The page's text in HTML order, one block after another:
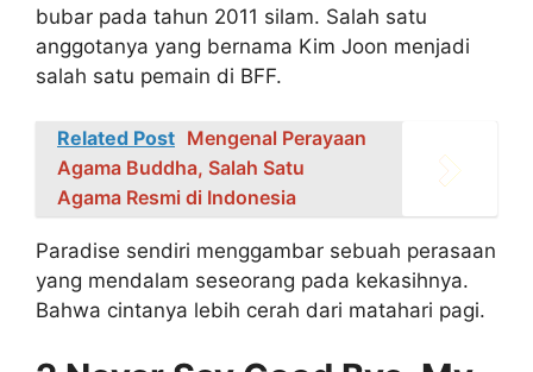
bubar pada tahun 2011 silam. Salah satu
anggotanya yang bernama Kim Joon menjadi
salah satu pemain di BFF.
Related Post Mengenal Perayaan
Agama Buddha, Salah Satu
Agama Resmi di Indonesia
Paradise sendiri menggambar sebuah perasaan
yang mendalam seseorang pada kekasihnya.
Bahwa cintanya lebih cerah dari matahari pagi.